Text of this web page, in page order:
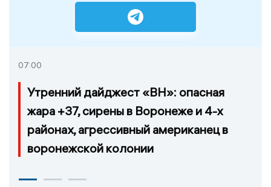
07:00
Утренний дайджест «ВН»: опасная
жара +37, сирены в Воронеже и 4-х
районах, агрессивный американец в
воронежской колонии